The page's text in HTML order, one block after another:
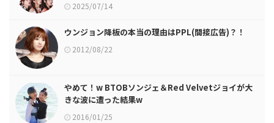
2025/07/14
ウンジョン降板の本当の理由はPPL(間接広告)？！
2012/08/22
やめて！w BTOBソンジェ＆Red Velvetジョイが大
きな波に遭った結果w
2016/01/25